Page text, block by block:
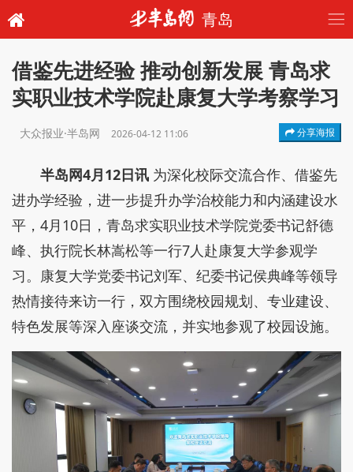
青岛
借鉴先进经验 推动创新发展 青岛求
实职业技术学院赴康复大学考察学习
大众报业·半岛网 2026-04-12 11:06 分享海报
半岛网4月12日讯 为深化校际交流合作、借鉴先
进办学经验，进一步提升办学治校能力和内涵建设水
平，4月10日，青岛求实职业技术学院党委书记舒德
峰、执行院长林嵩松等一行7人赴康复大学参观学
习。康复大学党委书记刘军、纪委书记侯典峰等领导
热情接待来访一行，双方围绕校园规划、专业建设、
特色发展等深入座谈交流，并实地参观了校园设施。